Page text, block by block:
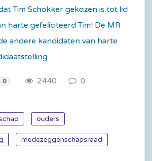
Tim Schokker gekozen is tot lid
harte gefeliciteerd Tim! De MR
andere kandidaten van harte
0 2440 0
ouders
medezeggenschapsraad